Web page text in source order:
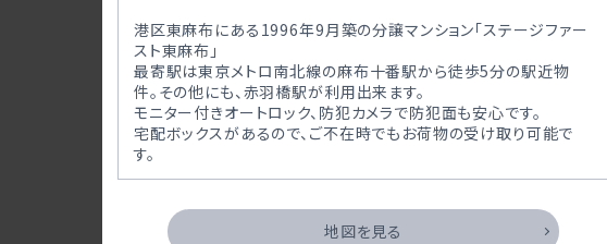
港区東麻布にある1996年9月築の分譲マンション「ステージファー
スト東麻布」
最寄駅は東京メトロ南北線の麻布十番駅から徒歩5分の駅近物
件。その他にも、赤羽橋駅が利用出来ます。
モニター付きオートロック、防犯カメラで防犯面も安心です。
宅配ボックスがあるので、ご不在時でもお荷物の受け取り可能で
す。
地図を見る